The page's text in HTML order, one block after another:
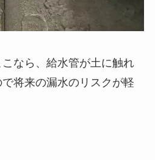
なら、給水管が土に触れ
将来の漏水のリスクが軽